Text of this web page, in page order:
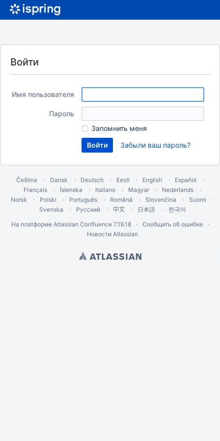
Войти
Имя пользователя
Пароль
Запомнить меня
Забыли ваш пароль?
Čeština Dansk Deutsch Eesti English
Español
Français
Íslenska Italiano Magyar
Nederlands
Norsk
Polski Português Română Slovenčina
Suomi
Svenska
Русский 中文 日本語
한국어
На платформе Atlassian Confluence 7.19.18
Сообщить об ошибке
Новости Atlassian